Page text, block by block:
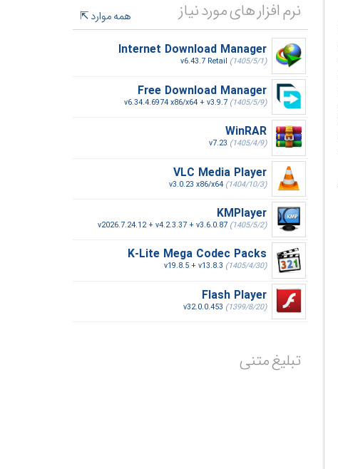
نرم افزار های مورد نیاز
همه موارد
Internet Download Manager
v6.43.7 Retail (1405/5/1)
Free Download Manager
v6.34.4.6974 x86/x64 + v3.9.7 (1405/5/9)
WinRAR
v7.23 (1405/4/9)
VLC Media Player
v3.0.23 x86/x64 (1404/10/3)
KMPlayer
v2026.7.24.12 + v4.2.3.37 + v3.6.0.87 (1405/5/2)
K-Lite Mega Codec Packs
v19.8.5 + v13.8.3 (1405/4/30)
Flash Player
v32.0.0.453 (1399/8/20)
تبلیغ متنی